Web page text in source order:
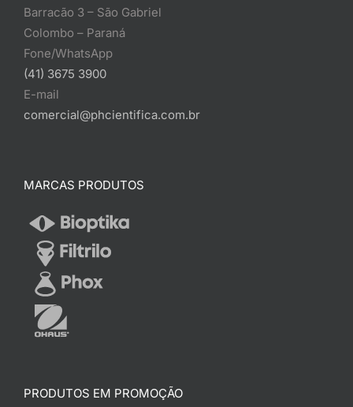
Barracão 3 – São Gabriel
Colombo – Paraná
Fone/WhatsApp
(41) 3675 3900
E-mail
comercial@phcientifica.com.br
MARCAS PRODUTOS
PRODUTOS EM PROMOÇÃO